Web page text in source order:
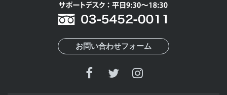
お問い合わせフォーム